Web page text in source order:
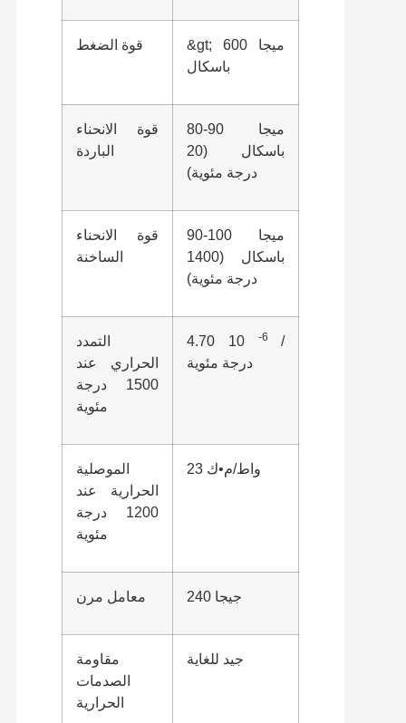
قوة الضغط
&gt; 600 ميجا
قوة الانحناء
الباردة
80-90 ميجا
باسكال (20
درجة مئوية)
قوة الانحناء
الساخنة
90-100 ميجا
باسكال (1400
درجة مئوية)
التمدد
الحراري عند
1500 درجة
4.70 10 -6 /
درجة مئوية
الموصلية
الحرارية عند
1200 درجة
معامل مرن
مقاومة
الصدمات
الحرارية
جيد للغاية